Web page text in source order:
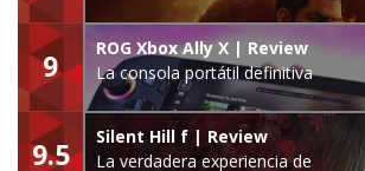
9
ROG Xbox Ally X | Review
La consola portátil definitiva
9.5
Silent Hill f | Review
La verdadera experiencia de